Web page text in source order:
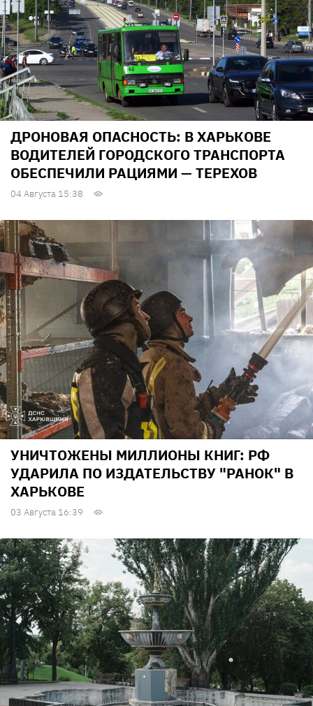
ДРОНОВАЯ ОПАСНОСТЬ: В ХАРЬКОВЕ
ВОДИТЕЛЕЙ ГОРОДСКОГО ТРАНСПОРТА
ОБЕСПЕЧИЛИ РАЦИЯМИ — ТЕРЕХОВ
04 Августа 15:38
УНИЧТОЖЕНЫ МИЛЛИОНЫ КНИГ: РФ
УДАРИЛА ПО ИЗДАТЕЛЬСТВУ "РАНОК" В
ХАРЬКОВЕ
03 Августа 16:39